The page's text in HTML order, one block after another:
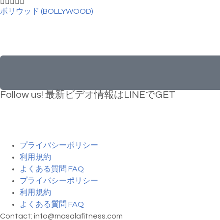
ボリウッド (BOLLYWOOD)
Follow us! 最新ビデオ情報はLINEでGET
プライバシーポリシー
利用規約
よくある質問 FAQ
プライバシーポリシー
利用規約
よくある質問 FAQ
Contact: info@masalafitness.com